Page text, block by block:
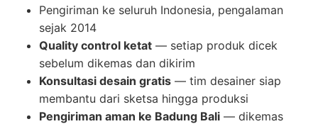
Pengiriman ke seluruh Indonesia, pengalaman
sejak 2014
Quality control ketat — setiap produk dicek
sebelum dikemas dan dikirim
Konsultasi desain gratis — tim desainer siap
membantu dari sketsa hingga produksi
Pengiriman aman ke Badung Bali — dikemas